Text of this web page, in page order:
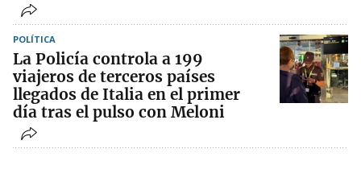
POLÍTICA
La Policía controla a 199
viajeros de terceros países
llegados de Italia en el primer
día tras el pulso con Meloni